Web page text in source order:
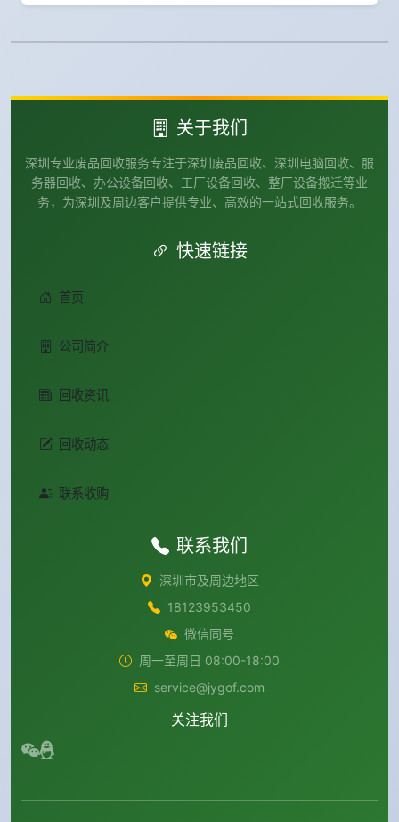
关于我们
深圳专业废品回收服务专注于深圳废品回收、深圳电脑回收、服
务器回收、办公设备回收、工厂设备回收、整厂设备搬迁等业
务，为深圳及周边客户提供专业、高效的一站式回收服务。
快速链接
首页
公司简介
回收资讯
回收动态
联系收购
联系我们
深圳市及周边地区
18123953450
微信同号
周一至周日 08:00-18:00
service@jygof.com
关注我们